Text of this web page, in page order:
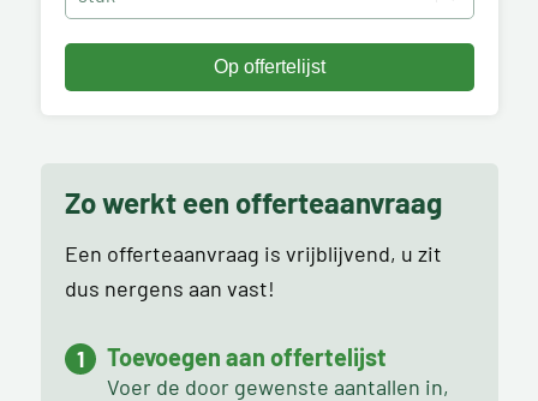
Zo werkt een offerteaanvraag
Een offerteaanvraag is vrijblijvend, u zit
dus nergens aan vast!
Toevoegen aan offertelijst
Voer de door gewenste aantallen in,